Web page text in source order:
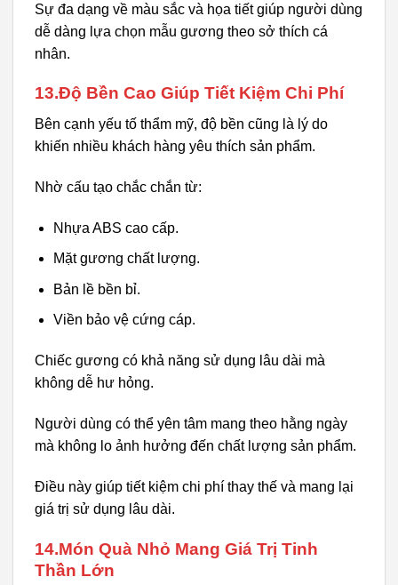
Sự đa dạng về màu sắc và họa tiết giúp người dùng
dễ dàng lựa chọn mẫu gương theo sở thích cá
nhân.
13.Độ Bền Cao Giúp Tiết Kiệm Chi Phí
Bên cạnh yếu tố thẩm mỹ, độ bền cũng là lý do
khiến nhiều khách hàng yêu thích sản phẩm.
Nhờ cấu tạo chắc chắn từ:
Nhựa ABS cao cấp.
Mặt gương chất lượng.
Bản lề bền bỉ.
Viền bảo vệ cứng cáp.
Chiếc gương có khả năng sử dụng lâu dài mà
không dễ hư hỏng.
Người dùng có thể yên tâm mang theo hằng ngày
mà không lo ảnh hưởng đến chất lượng sản phẩm.
Điều này giúp tiết kiệm chi phí thay thế và mang lại
giá trị sử dụng lâu dài.
14.Món Quà Nhỏ Mang Giá Trị Tinh
Thần Lớn